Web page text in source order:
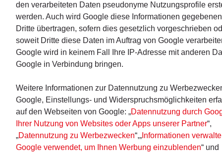
den verarbeiteten Daten pseudonyme Nutzungsprofile
werden. Auch wird Google diese Informationen
Dritte übertragen, sofern dies gesetzlich vorgeschrieben
soweit Dritte diese Daten im Auftrag von Google
Google wird in keinem Fall Ihre IP-Adresse mit anderen
Google in Verbindung bringen.
Weitere Informationen zur Datennutzung zu
Google, Einstellungs- und Widerspruchsmöglichkeiten
auf den Webseiten von Google: „Datennutzung durch
Ihrer Nutzung von Websites oder Apps unserer Partner“,
„Datennutzung zu Werbezwecken“,„ Informationen
Google verwendet, um Ihnen Werbung einzublenden“ und